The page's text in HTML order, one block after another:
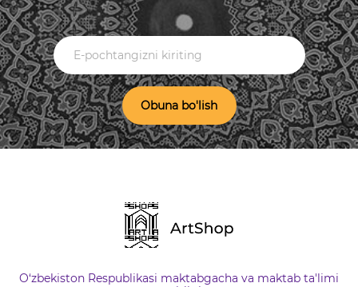
Obuna bo'lish
O‘zbekiston Respublikasi maktabgacha va maktab ta'limi